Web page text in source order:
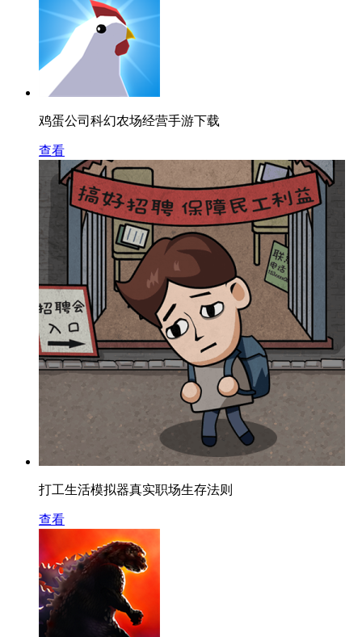
鸡蛋公司科幻农场经营手游下载
查看
打工生活模拟器真实职场生存法则
查看